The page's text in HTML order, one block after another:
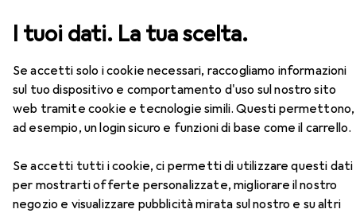
I tuoi dati. La tua scelta.
Se accetti solo i cookie necessari, raccogliamo informazioni
sul tuo dispositivo e comportamento d'uso sul nostro sito
web tramite cookie e tecnologie simili. Questi permettono,
ad esempio, un login sicuro e funzioni di base come il carrello.
Se accetti tutti i cookie, ci permetti di utilizzare questi dati
per mostrarti offerte personalizzate, migliorare il nostro
negozio e visualizzare pubblicità mirata sul nostro e su altri
a bussola + esagonale Koken Chiave a brugola
KokenChiave a brugola
15 mm
Accessori per Koken Chiave a
brugola